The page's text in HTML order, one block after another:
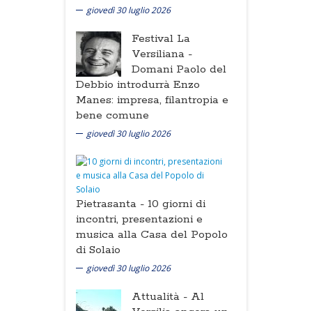
giovedì 30 luglio 2026
Festival La
Versiliana -
Domani Paolo del
Debbio introdurrà Enzo
Manes: impresa, filantropia e
bene comune
giovedì 30 luglio 2026
Pietrasanta - 10 giorni di
incontri, presentazioni e
musica alla Casa del Popolo
di Solaio
giovedì 30 luglio 2026
Attualità - Al